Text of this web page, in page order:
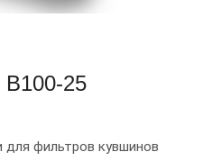
25
для фильтров кувшинов